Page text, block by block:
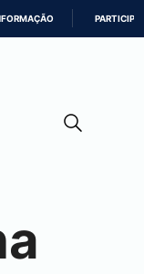
PARTICIPE